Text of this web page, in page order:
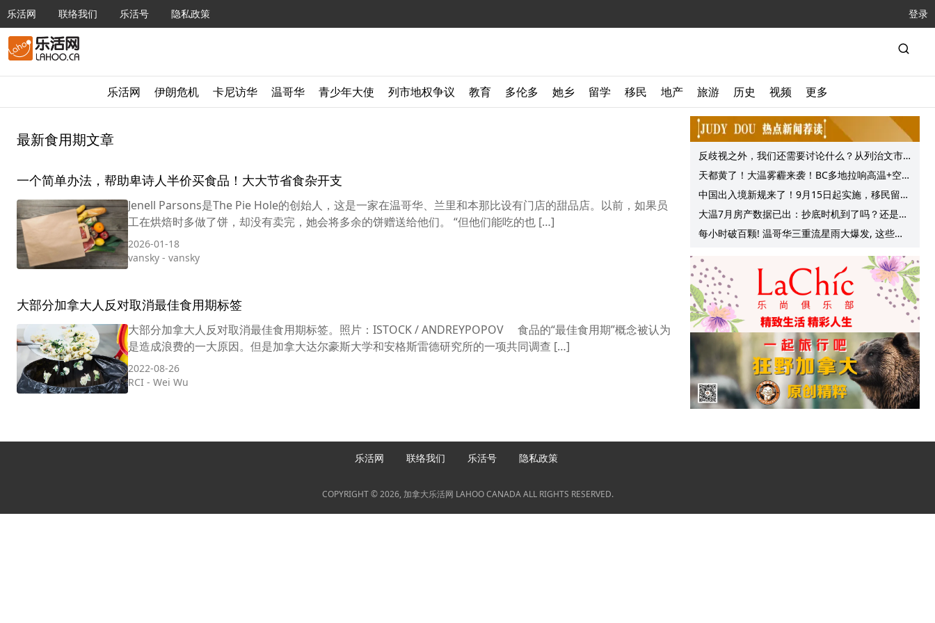
乐活网 联络我们 乐活号 隐私政策 登录
乐活网 伊朗危机 卡尼访华 温哥华 青少年大使 列市地权争议 教育 多伦多 她乡 留学 移民 地产 旅游 历史 视频 更多
最新食用期文章
一个简单办法，帮助卑诗人半价买食品！大大节省食杂开支
Jenell Parsons是The Pie Hole的创始人，这是一家在温哥华、兰里和本那比设有门店的甜品店。以前，如果员
工在烘焙时多做了饼，却没有卖完，她会将多余的饼赠送给他们。 “但他们能吃的也 […]
2026-01-18
vansky - vansky
大部分加拿大人反对取消最佳食用期标签
大部分加拿大人反对取消最佳食用期标签。照片：ISTOCK / ANDREYPOPOV 食品的“最佳食用期”概念被认为
是造成浪费的一大原因。但是加拿大达尔豪斯大学和安格斯雷德研究所的一项共同调查 […]
2022-08-26
RCI - Wei Wu
反歧视之外，我们还需要讨论什么？从列治文市
议会一项动议谈起
天都黄了！大温雾霾来袭！BC多地拉响高温+空气
质量预警 最高可达35°C！
中国出入境新规来了！9月15日起实施，移民留学
中介迎来最强监管！
大温7月房产数据已出：抄底时机到了吗？还是再
等等？他们这么建议的
每小时破百颗! 温哥华三重流星雨大爆发, 这些最
乐活网 联络我们 乐活号 隐私政策
COPYRIGHT © 2026, 加拿大乐活网 LAHOO CANADA ALL RIGHTS RESERVED.